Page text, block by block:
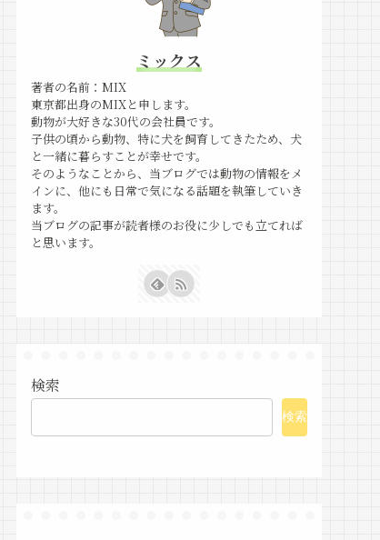
ミックス
著者の名前：MIX
東京都出身のMIXと申します。
動物が大好きな30代の会社員です。
子供の頃から動物、特に犬を飼育してきたため、犬
と一緒に暮らすことが幸せです。
そのようなことから、当ブログでは動物の情報をメ
インに、他にも日常で気になる話題を執筆していき
ます。
当ブログの記事が読者様のお役に少しでも立てれば
と思います。
検索
検索